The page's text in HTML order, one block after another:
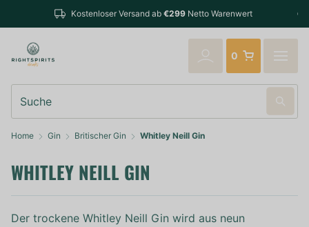
Netto Warenwert
verschickt
0
Home Gin Britischer Gin Whitley Neill Gin
WHITLEY NEILL GIN
Der trockene Whitley Neill Gin wird aus neun